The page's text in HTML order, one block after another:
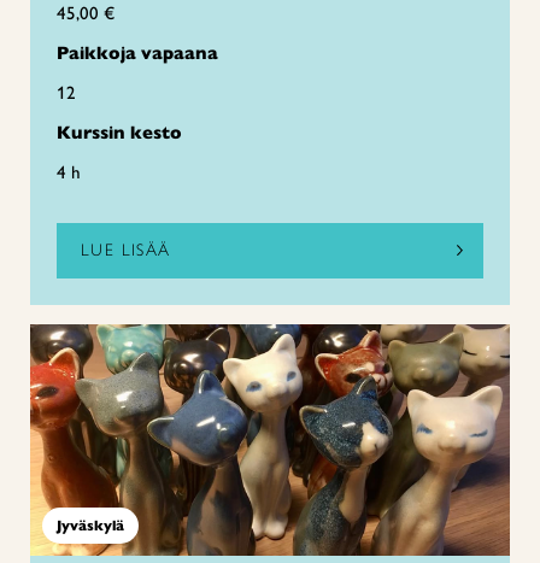
45,00 €
Paikkoja vapaana
12
Kurssin kesto
4 h
LUE LISÄÄ
Jyväskylä